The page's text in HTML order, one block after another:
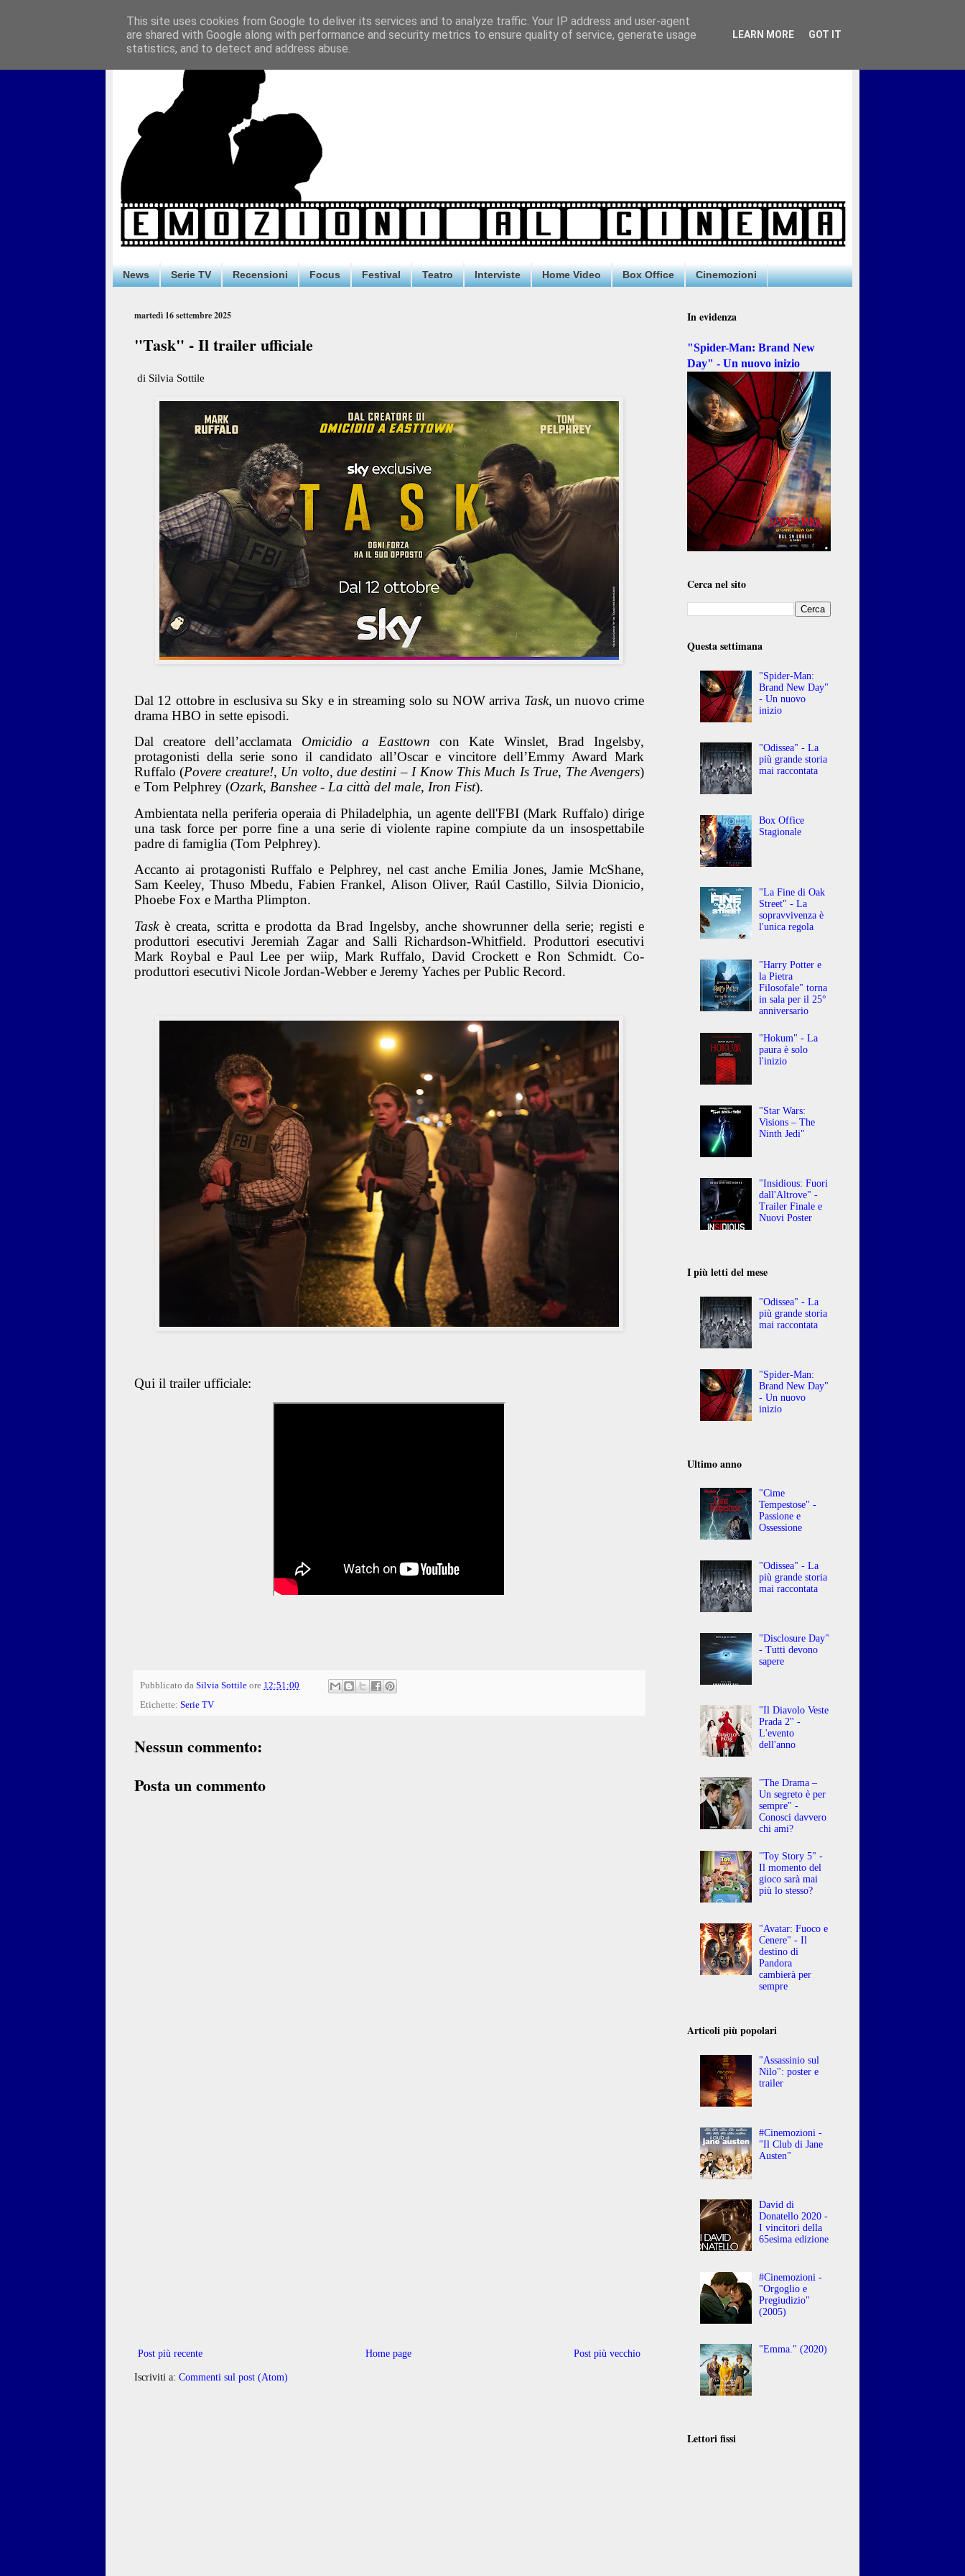
News Serie TV Recensioni Focus Festival Teatro Interviste Home Video Box Office Cinemozioni
martedì 16 settembre 2025
"Task" - Il trailer ufficiale
di Silvia Sottile
Dal 12 ottobre in esclusiva su Sky e in streaming solo su NOW arriva Task, un nuovo crime
drama HBO in sette episodi.
Dal creatore dell’acclamata Omicidio a Easttown con Kate Winslet, Brad Ingelsby,
protagonisti della serie sono il candidato all’Oscar e vincitore dell’Emmy Award Mark
Ruffalo (Povere creature!, Un volto, due destini – I Know This Much Is True, The Avengers)
e Tom Pelphrey (Ozark, Banshee - La città del male, Iron Fist).
Ambientata nella periferia operaia di Philadelphia, un agente dell'FBI (Mark Ruffalo) dirige
una task force per porre fine a una serie di violente rapine compiute da un insospettabile
padre di famiglia (Tom Pelphrey).
Accanto ai protagonisti Ruffalo e Pelphrey, nel cast anche Emilia Jones, Jamie McShane,
Sam Keeley, Thuso Mbedu, Fabien Frankel, Alison Oliver, Raúl Castillo, Silvia Dionicio,
Phoebe Fox e Martha Plimpton.
Taskè creata, scritta e prodotta da Brad Ingelsby, anche showrunner della serie; registi e
produttori esecutivi Jeremiah Zagar and Salli Richardson-Whitfield. Produttori esecutivi
Mark Roybal e Paul Lee per wiip, Mark Ruffalo, David Crockett e Ron Schmidt. Co-
produttori esecutivi Nicole Jordan-Webber e Jeremy Yaches per Public Record.
Qui il trailer ufficiale:
Pubblicato da Silvia Sottile ore 12:51:00
Etichette: Serie TV
Nessun commento:
Posta un commento
Post più recente Post più vecchio
Home page
Iscriviti a: Commenti sul post (Atom)
In evidenza
"Spider-Man: Brand New
Day" - Un nuovo inizio
Cerca nel sito
Questa settimana
"Spider-Man:
Brand New Day"
- Un nuovo
inizio
"Odissea" - La
più grande storia
mai raccontata
Box Office
Stagionale
"La Fine di Oak
Street" - La
sopravvivenza è
l'unica regola
"Harry Potter e
la Pietra
Filosofale" torna
in sala per il 25°
anniversario
"Hokum" - La
paura è solo
l'inizio
"Star Wars:
Visions – The
Ninth Jedi"
"Insidious: Fuori
dall'Altrove" -
Trailer Finale e
Nuovi Poster
I più letti del mese
"Odissea" - La
più grande storia
mai raccontata
"Spider-Man:
Brand New Day"
- Un nuovo
inizio
Ultimo anno
"Cime
Tempestose" -
Passione e
Ossessione
"Odissea" - La
più grande storia
mai raccontata
"Disclosure Day"
- Tutti devono
sapere
"Il Diavolo Veste
Prada 2" -
L'evento
dell'anno
"The Drama –
Un segreto è per
sempre" -
Conosci davvero
chi ami?
"Toy Story 5" -
Il momento del
gioco sarà mai
più lo stesso?
"Avatar: Fuoco e
Cenere" - Il
destino di
Pandora
cambierà per
sempre
Articoli più popolari
"Assassinio sul
Nilo": poster e
trailer
#Cinemozioni -
"Il Club di Jane
Austen"
David di
Donatello 2020 -
I vincitori della
65esima edizione
#Cinemozioni -
"Orgoglio e
Pregiudizio"
(2005)
"Emma." (2020)
Lettori fissi
This site uses cookies from Google to deliver its services and to analyze traffic. Your IP address and user-agent
are shared with Google along with performance and security metrics to ensure quality of service, generate usage
statistics, and to detect and address abuse.
LEARN MORE GOT IT